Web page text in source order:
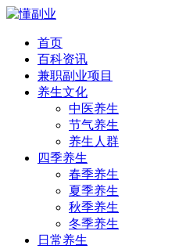
首页
百科资讯
兼职副业项目
养生文化
中医养生
节气养生
养生人群
四季养生
春季养生
夏季养生
秋季养生
冬季养生
日常养生